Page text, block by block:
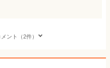
ント（2件）